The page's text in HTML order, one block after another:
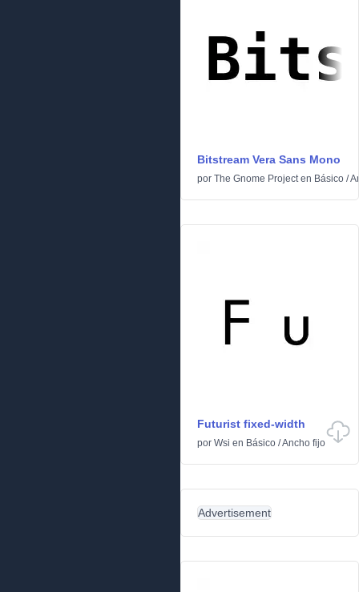
Bitstream Vera Sans Mono
por The Gnome Projecten Básico /
Futurist fixed-width
por Wsi en Básico /Ancho fijo
Advertisement